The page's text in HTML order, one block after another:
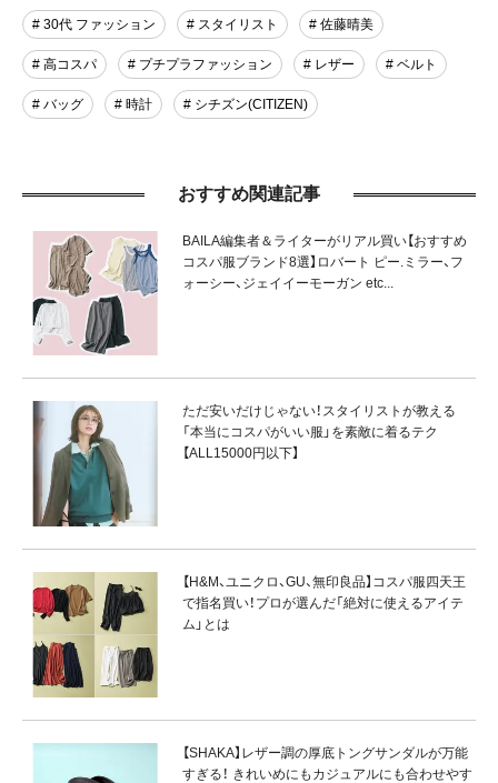
# 30代 ファッション # スタイリスト # 佐藤晴美
# 高コスパ # プチプラファッション # レザー # ベルト
# バッグ # 時計 # シチズン(CITIZEN)
おすすめ関連記事
BAILA編集者＆ライターがリアル買い【おすすめ
コスパ服ブランド8選】ロバート ピー.ミラー、フ
ォーシー、ジェイイーモーガン etc...
ただ安いだけじゃない！スタイリストが教える
「本当にコスパがいい服」を素敵に着るテク
【ALL15000円以下】
【H&M、ユニクロ、GU、無印良品】コスパ服四天王
で指名買い！プロが選んだ「絶対に使えるアイテ
ム」とは
【SHAKA】レザー調の厚底トングサンダルが万能
すぎる！ きれいめにもカジュアルにも合わせやす